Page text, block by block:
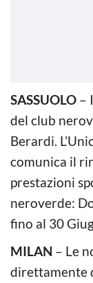
SASSUOLO –
del club
Berardi.
comunica il
prestazioni
neroverde:
fino al 30
MILAN – Le
direttamente